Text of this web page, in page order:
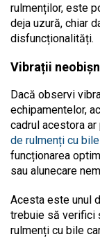
rulmenților, este
deja uzură, chiar
disfuncționalități.
Vibrații
Dacă observi
echipamentelor,
cadrul acestora
de rulmenți cu bile
funcționarea
sau alunecare
Acesta este unul
trebuie să verifici
rulmenți cu bile